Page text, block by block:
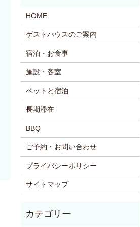
HOME
ゲストハウスのご案内
宿泊・お食事
施設・客室
ペットと宿泊
長期滞在
BBQ
ご予約・お問い合わせ
プライバシーポリシー
サイトマップ